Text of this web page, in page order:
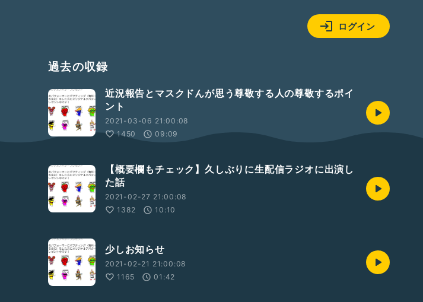
ログイン
過去の収録
近況報告とマスクドんが思う尊敬する人の尊敬するポイ
ント
2021-03-06 21:00:08
1450
09:09
【概要欄もチェック】久しぶりに生配信ラジオに出演し
た話
2021-02-27 21:00:08
1382
10:10
少しお知らせ
2021-02-21 21:00:08
1165
01:42